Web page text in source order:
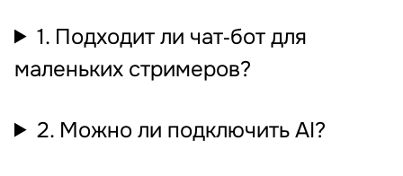
1. Подходит ли чат‐бот для
маленьких стримеров?
2. Можно ли подключить AI?